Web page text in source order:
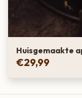
Huisgemaakte
€29,99